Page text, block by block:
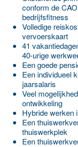
conform de
bedrijfsfitness
Volledige
vervoerskaart
41
40-urige
Een goede
Een individueel
jaarsalaris
Veel
ontwikkeling
Hybride werken
Een
thuiswerkplek
Een